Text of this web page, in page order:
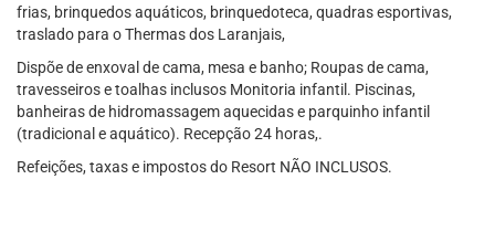
frias, brinquedos aquáticos, brinquedoteca, quadras esportivas,
traslado para o Thermas dos Laranjais,
Dispõe de enxoval de cama, mesa e banho; Roupas de cama,
travesseiros e toalhas inclusos Monitoria infantil. Piscinas,
banheiras de hidromassagem aquecidas e parquinho infantil
(tradicional e aquático). Recepção 24 horas,.
Refeições, taxas e impostos do Resort NÃO INCLUSOS.